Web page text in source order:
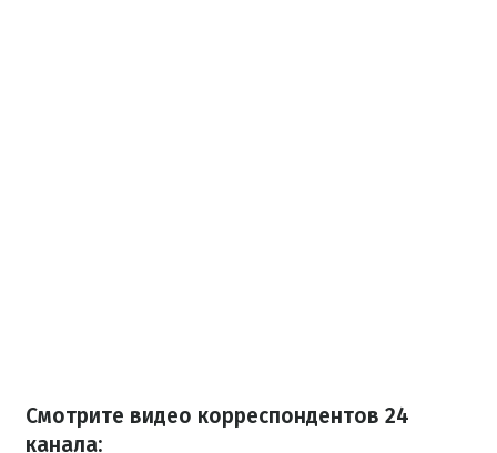
Смотрите видео корреспондентов 24
канала: